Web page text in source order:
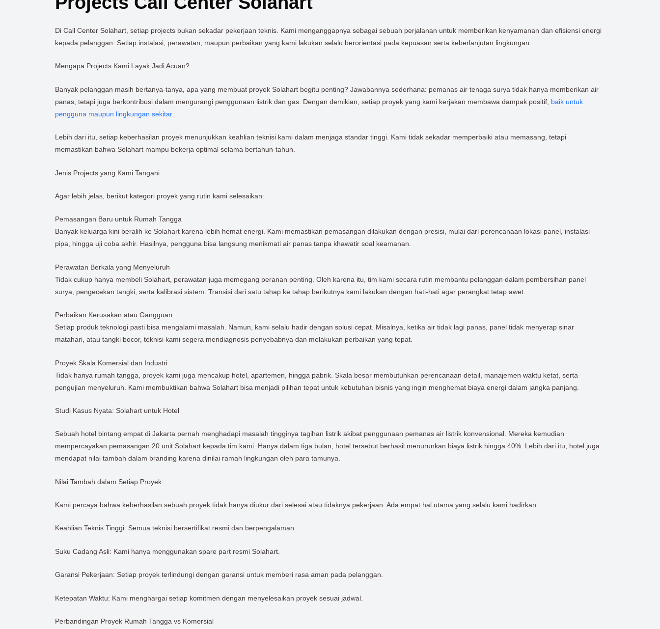
Di Call Center Solahart, setiap projects bukan sekadar pekerjaan teknis. Kami menganggapnya sebagai sebuah perjalanan untuk memberikan kenyamanan dan efisiensi energi
kepada pelanggan. Setiap instalasi, perawatan, maupun perbaikan yang kami lakukan selalu berorientasi pada kepuasan serta keberlanjutan lingkungan.
Mengapa Projects Kami Layak Jadi Acuan?
Banyak pelanggan masih bertanya-tanya, apa yang membuat proyek Solahart begitu penting? Jawabannya sederhana: pemanas air tenaga surya tidak hanya memberikan air
panas, tetapi juga berkontribusi dalam mengurangi penggunaan listrik dan gas. Dengan demikian, setiap proyek yang kami kerjakan membawa dampak positif, baik untuk
pengguna maupun lingkungan sekitar.
Lebih dari itu, setiap keberhasilan proyek menunjukkan keahlian teknisi kami dalam menjaga standar tinggi. Kami tidak sekadar memperbaiki atau memasang, tetapi
memastikan bahwa Solahart mampu bekerja optimal selama bertahun-tahun.
Jenis Projects yang Kami Tangani
Agar lebih jelas, berikut kategori proyek yang rutin kami selesaikan:
Pemasangan Baru untuk Rumah Tangga
Banyak keluarga kini beralih ke Solahart karena lebih hemat energi. Kami memastikan pemasangan dilakukan dengan presisi, mulai dari perencanaan lokasi panel, instalasi
pipa, hingga uji coba akhir. Hasilnya, pengguna bisa langsung menikmati air panas tanpa khawatir soal keamanan.
Perawatan Berkala yang Menyeluruh
Tidak cukup hanya membeli Solahart, perawatan juga memegang peranan penting. Oleh karena itu, tim kami secara rutin membantu pelanggan dalam pembersihan panel
surya, pengecekan tangki, serta kalibrasi sistem. Transisi dari satu tahap ke tahap berikutnya kami lakukan dengan hati-hati agar perangkat tetap awet.
Perbaikan Kerusakan atau Gangguan
Setiap produk teknologi pasti bisa mengalami masalah. Namun, kami selalu hadir dengan solusi cepat. Misalnya, ketika air tidak lagi panas, panel tidak menyerap sinar
matahari, atau tangki bocor, teknisi kami segera mendiagnosis penyebabnya dan melakukan perbaikan yang tepat.
Proyek Skala Komersial dan Industri
Tidak hanya rumah tangga, proyek kami juga mencakup hotel, apartemen, hingga pabrik. Skala besar membutuhkan perencanaan detail, manajemen waktu ketat, serta
pengujian menyeluruh. Kami membuktikan bahwa Solahart bisa menjadi pilihan tepat untuk kebutuhan bisnis yang ingin menghemat biaya energi dalam jangka panjang.
Studi Kasus Nyata: Solahart untuk Hotel
Sebuah hotel bintang empat di Jakarta pernah menghadapi masalah tingginya tagihan listrik akibat penggunaan pemanas air listrik konvensional. Mereka kemudian
mempercayakan pemasangan 20 unit Solahart kepada tim kami. Hanya dalam tiga bulan, hotel tersebut berhasil menurunkan biaya listrik hingga 40%. Lebih dari itu, hotel juga
mendapat nilai tambah dalam branding karena dinilai ramah lingkungan oleh para tamunya.
Nilai Tambah dalam Setiap Proyek
Kami percaya bahwa keberhasilan sebuah proyek tidak hanya diukur dari selesai atau tidaknya pekerjaan. Ada empat hal utama yang selalu kami hadirkan:
Keahlian Teknis Tinggi: Semua teknisi bersertifikat resmi dan berpengalaman.
Suku Cadang Asli: Kami hanya menggunakan spare part resmi Solahart.
Garansi Pekerjaan: Setiap proyek terlindungi dengan garansi untuk memberi rasa aman pada pelanggan.
Ketepatan Waktu: Kami menghargai setiap komitmen dengan menyelesaikan proyek sesuai jadwal.
Perbandingan Proyek Rumah Tangga vs Komersial